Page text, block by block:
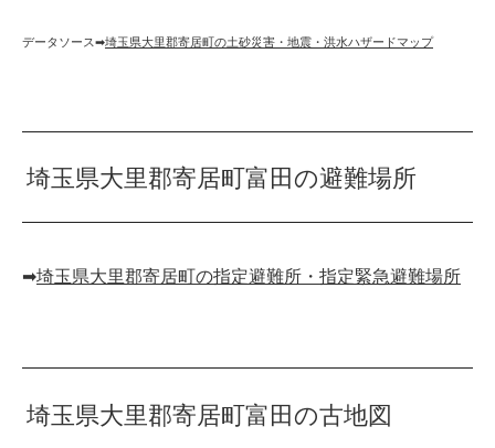
データソース➡︎埼玉県大里郡寄居町の土砂災害・地震・洪水ハザードマップ
埼玉県大里郡寄居町富田の避難場所
➡︎埼玉県大里郡寄居町の指定避難所・指定緊急避難場所
埼玉県大里郡寄居町富田の古地図